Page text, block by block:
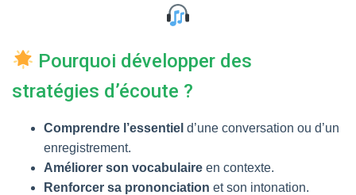
Pourquoi développer des
stratégies d’écoute ?
Comprendre l’essentiel d’une conversation ou d’un
enregistrement.
Améliorer son vocabulaire en contexte.
Renforcer sa prononciation et son intonation.